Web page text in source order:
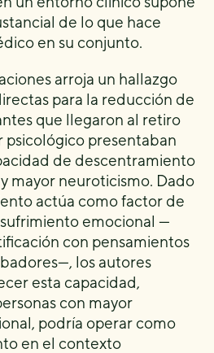
de lo que hace
en su conjunto.
arroja un hallazgo
para la reducción de
que llegaron al retiro
psicológico presentaban
de descentramiento
mayor neuroticismo. Dado
actúa como factor de
emocional —
con pensamientos
los autores
esta capacidad,
con mayor
podría operar como
en el contexto